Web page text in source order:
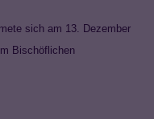
sich am 13. Dezember
Bischöflichen